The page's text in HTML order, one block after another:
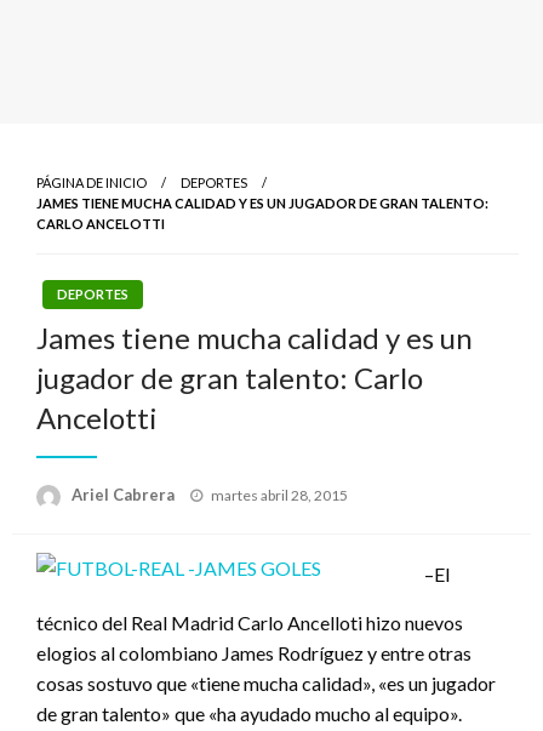
PÁGINA DE INICIO
DEPORTES
JAMES TIENE MUCHA CALIDAD Y ES UN JUGADOR DE GRAN TALENTO:
CARLO ANCELOTTI
DEPORTES
James tiene mucha calidad y es un
jugador de gran talento: Carlo
Ancelotti
Ariel Cabrera
Publicado
martes abril 28, 2015
–El
técnico del Real Madrid Carlo Ancelloti hizo nuevos
elogios al colombiano James Rodríguez y entre otras
cosas sostuvo que «tiene mucha calidad», «es un jugador
de gran talento» que «ha ayudado mucho al equipo».